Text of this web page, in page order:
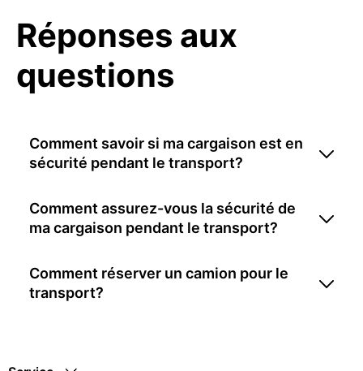
Réponses aux
questions
Comment savoir si ma cargaison est en
sécurité pendant le transport?
Comment assurez-vous la sécurité de
ma cargaison pendant le transport?
Comment réserver un camion pour le
transport?